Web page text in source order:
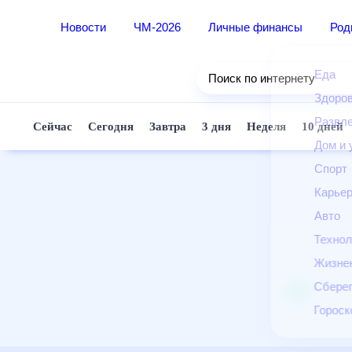
Новости ЧМ-2026 Личные финансы
Еда
Дом
Спорт
Авто
Поиск по интернету
Сейчас Сегодня Завтра 3 дня Неделя 10